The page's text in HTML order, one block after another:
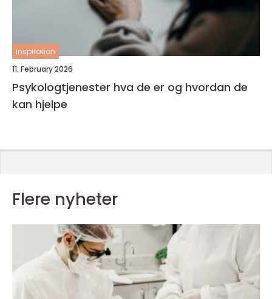
inspiration
11. February 2026
Psykologtjenester hva de er og hvordan de
kan hjelpe
Flere nyheter